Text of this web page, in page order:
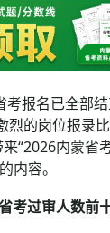
国企/银行
名已全部结
烈的岗位报录
来“2026内蒙省
内容。
过审人数前